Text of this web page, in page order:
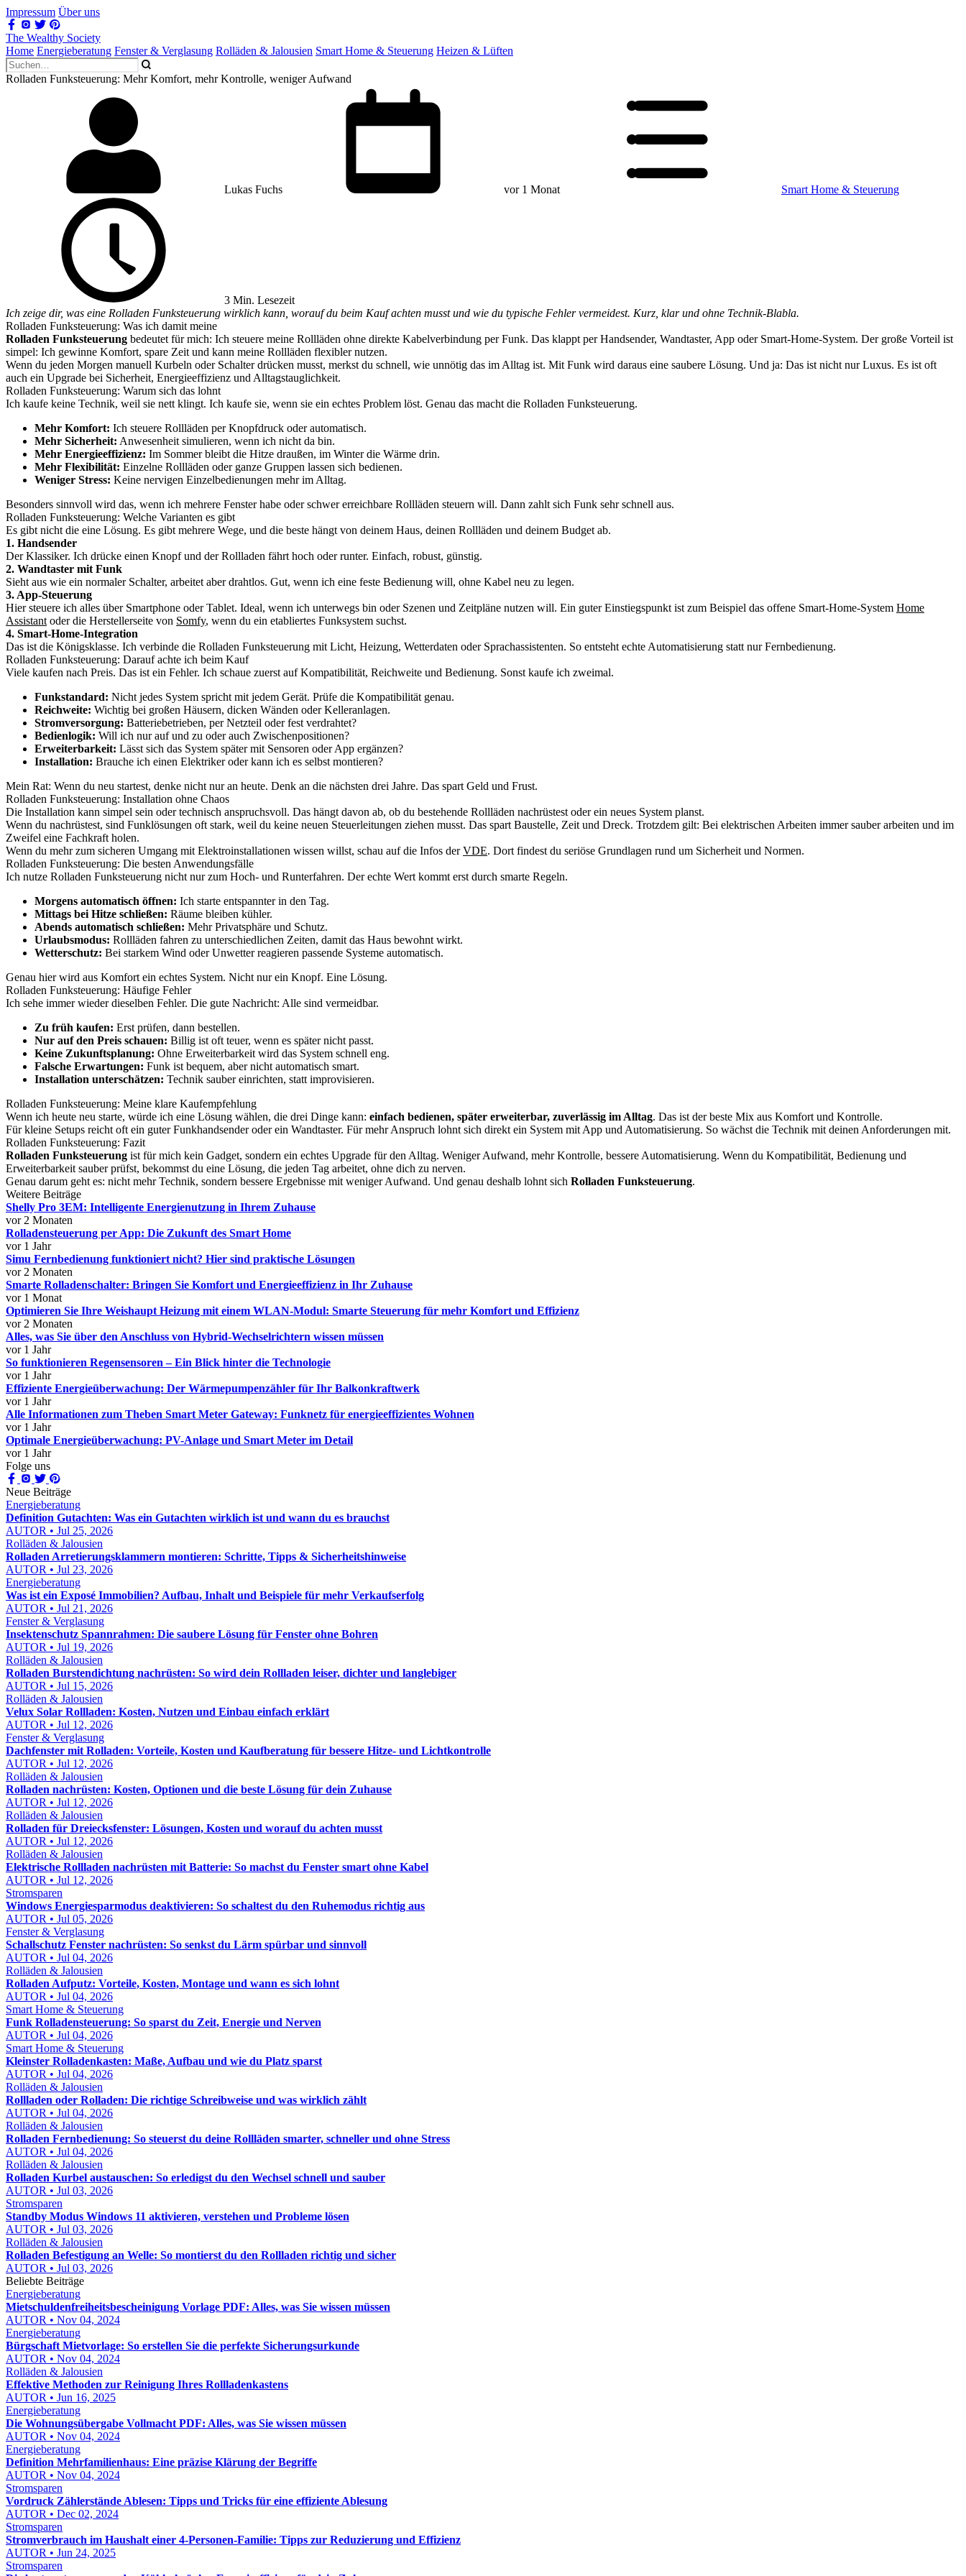
Impressum Über uns
The Wealthy Society
Home Energieberatung Fenster & Verglasung Rolläden & Jalousien Smart Home & Steuerung Heizen & Lüften
Rolladen Funksteuerung: Mehr Komfort, mehr Kontrolle, weniger Aufwand
Lukas Fuchs vor 1 Monat Smart Home & Steuerung
3 Min. Lesezeit
Ich zeige dir, was eine Rolladen Funksteuerung wirklich kann, worauf du beim Kauf achten musst und wie du typische Fehler vermeidest. Kurz, klar und ohne Technik-Blabla.
Rolladen Funksteuerung: Was ich damit meine
Rolladen Funksteuerung bedeutet für mich: Ich steuere meine Rollläden ohne direkte Kabelverbindung per Funk. Das klappt per Handsender, Wandtaster, App oder Smart-Home-System. Der große Vorteil ist
simpel: Ich gewinne Komfort, spare Zeit und kann meine Rollläden flexibler nutzen.
Wenn du jeden Morgen manuell Kurbeln oder Schalter drücken musst, merkst du schnell, wie unnötig das im Alltag ist. Mit Funk wird daraus eine saubere Lösung. Und ja: Das ist nicht nur Luxus. Es ist oft
auch ein Upgrade bei Sicherheit, Energieeffizienz und Alltagstauglichkeit.
Rolladen Funksteuerung: Warum sich das lohnt
Ich kaufe keine Technik, weil sie nett klingt. Ich kaufe sie, wenn sie ein echtes Problem löst. Genau das macht die Rolladen Funksteuerung.
Mehr Komfort: Ich steuere Rollläden per Knopfdruck oder automatisch.
Mehr Sicherheit: Anwesenheit simulieren, wenn ich nicht da bin.
Mehr Energieeffizienz: Im Sommer bleibt die Hitze draußen, im Winter die Wärme drin.
Mehr Flexibilität: Einzelne Rollläden oder ganze Gruppen lassen sich bedienen.
Weniger Stress: Keine nervigen Einzelbedienungen mehr im Alltag.
Besonders sinnvoll wird das, wenn ich mehrere Fenster habe oder schwer erreichbare Rollläden steuern will. Dann zahlt sich Funk sehr schnell aus.
Rolladen Funksteuerung: Welche Varianten es gibt
Es gibt nicht die eine Lösung. Es gibt mehrere Wege, und die beste hängt von deinem Haus, deinen Rollläden und deinem Budget ab.
1. Handsender
Der Klassiker. Ich drücke einen Knopf und der Rollladen fährt hoch oder runter. Einfach, robust, günstig.
2. Wandtaster mit Funk
Sieht aus wie ein normaler Schalter, arbeitet aber drahtlos. Gut, wenn ich eine feste Bedienung will, ohne Kabel neu zu legen.
3. App-Steuerung
Hier steuere ich alles über Smartphone oder Tablet. Ideal, wenn ich unterwegs bin oder Szenen und Zeitpläne nutzen will. Ein guter Einstiegspunkt ist zum Beispiel das offene Smart-Home-System Home
Assistant oder die Herstellerseite von Somfy, wenn du ein etabliertes Funksystem suchst.
4. Smart-Home-Integration
Das ist die Königsklasse. Ich verbinde die Rolladen Funksteuerung mit Licht, Heizung, Wetterdaten oder Sprachassistenten. So entsteht echte Automatisierung statt nur Fernbedienung.
Rolladen Funksteuerung: Darauf achte ich beim Kauf
Viele kaufen nach Preis. Das ist ein Fehler. Ich schaue zuerst auf Kompatibilität, Reichweite und Bedienung. Sonst kaufe ich zweimal.
Funkstandard: Nicht jedes System spricht mit jedem Gerät. Prüfe die Kompatibilität genau.
Reichweite: Wichtig bei großen Häusern, dicken Wänden oder Kelleranlagen.
Stromversorgung: Batteriebetrieben, per Netzteil oder fest verdrahtet?
Bedienlogik: Will ich nur auf und zu oder auch Zwischenpositionen?
Erweiterbarkeit: Lässt sich das System später mit Sensoren oder App ergänzen?
Installation: Brauche ich einen Elektriker oder kann ich es selbst montieren?
Mein Rat: Wenn du neu startest, denke nicht nur an heute. Denk an die nächsten drei Jahre. Das spart Geld und Frust.
Rolladen Funksteuerung: Installation ohne Chaos
Die Installation kann simpel sein oder technisch anspruchsvoll. Das hängt davon ab, ob du bestehende Rollläden nachrüstest oder ein neues System planst.
Wenn du nachrüstest, sind Funklösungen oft stark, weil du keine neuen Steuerleitungen ziehen musst. Das spart Baustelle, Zeit und Dreck. Trotzdem gilt: Bei elektrischen Arbeiten immer sauber arbeiten und im
Zweifel eine Fachkraft holen.
Wenn du mehr zum sicheren Umgang mit Elektroinstallationen wissen willst, schau auf die Infos derVDE. Dort findest du seriöse Grundlagen rund um Sicherheit und Normen.
Rolladen Funksteuerung: Die besten Anwendungsfälle
Ich nutze Rolladen Funksteuerung nicht nur zum Hoch- und Runterfahren. Der echte Wert kommt erst durch smarte Regeln.
Morgens automatisch öffnen: Ich starte entspannter in den Tag.
Mittags bei Hitze schließen: Räume bleiben kühler.
Abends automatisch schließen: Mehr Privatsphäre und Schutz.
Urlaubsmodus: Rollläden fahren zu unterschiedlichen Zeiten, damit das Haus bewohnt wirkt.
Wetterschutz: Bei starkem Wind oder Unwetter reagieren passende Systeme automatisch.
Genau hier wird aus Komfort ein echtes System. Nicht nur ein Knopf. Eine Lösung.
Rolladen Funksteuerung: Häufige Fehler
Ich sehe immer wieder dieselben Fehler. Die gute Nachricht: Alle sind vermeidbar.
Zu früh kaufen: Erst prüfen, dann bestellen.
Nur auf den Preis schauen: Billig ist oft teuer, wenn es später nicht passt.
Keine Zukunftsplanung: Ohne Erweiterbarkeit wird das System schnell eng.
Falsche Erwartungen: Funk ist bequem, aber nicht automatisch smart.
Installation unterschätzen: Technik sauber einrichten, statt improvisieren.
Rolladen Funksteuerung: Meine klare Kaufempfehlung
Wenn ich heute neu starte, würde ich eine Lösung wählen, die drei Dinge kann: einfach bedienen, später erweiterbar, zuverlässig im Alltag. Das ist der beste Mix aus Komfort und Kontrolle.
Für kleine Setups reicht oft ein guter Funkhandsender oder ein Wandtaster. Für mehr Anspruch lohnt sich direkt ein System mit App und Automatisierung. So wächst die Technik mit deinen Anforderungen mit.
Rolladen Funksteuerung: Fazit
Rolladen Funksteuerung ist für mich kein Gadget, sondern ein echtes Upgrade für den Alltag. Weniger Aufwand, mehr Kontrolle, bessere Automatisierung. Wenn du Kompatibilität, Bedienung und
Erweiterbarkeit sauber prüfst, bekommst du eine Lösung, die jeden Tag arbeitet, ohne dich zu nerven.
Genau darum geht es: nicht mehr Technik, sondern bessere Ergebnisse mit weniger Aufwand. Und genau deshalb lohnt sich Rolladen Funksteuerung.
Weitere Beiträge
Shelly Pro 3EM: Intelligente Energienutzung in Ihrem Zuhause
vor 2 Monaten
Rolladensteuerung per App: Die Zukunft des Smart Home
vor 1 Jahr
Simu Fernbedienung funktioniert nicht? Hier sind praktische Lösungen
vor 2 Monaten
Smarte Rolladenschalter: Bringen Sie Komfort und Energieeffizienz in Ihr Zuhause
vor 1 Monat
Optimieren Sie Ihre Weishaupt Heizung mit einem WLAN-Modul: Smarte Steuerung für mehr Komfort und Effizienz
vor 2 Monaten
Alles, was Sie über den Anschluss von Hybrid-Wechselrichtern wissen müssen
vor 1 Jahr
So funktionieren Regensensoren – Ein Blick hinter die Technologie
vor 1 Jahr
Effiziente Energieüberwachung: Der Wärmepumpenzähler für Ihr Balkonkraftwerk
vor 1 Jahr
Alle Informationen zum Theben Smart Meter Gateway: Funknetz für energieeffizientes Wohnen
vor 1 Jahr
Optimale Energieüberwachung: PV-Anlage und Smart Meter im Detail
vor 1 Jahr
Folge uns
Neue Beiträge
Energieberatung
Definition Gutachten: Was ein Gutachten wirklich ist und wann du es brauchst
AUTOR • Jul 25, 2026
Rolläden & Jalousien
Rolladen Arretierungsklammern montieren: Schritte, Tipps & Sicherheitshinweise
AUTOR • Jul 23, 2026
Energieberatung
Was ist ein Exposé Immobilien? Aufbau, Inhalt und Beispiele für mehr Verkaufserfolg
AUTOR • Jul 21, 2026
Fenster & Verglasung
Insektenschutz Spannrahmen: Die saubere Lösung für Fenster ohne Bohren
AUTOR • Jul 19, 2026
Rolläden & Jalousien
Rolladen Burstendichtung nachrüsten: So wird dein Rollladen leiser, dichter und langlebiger
AUTOR • Jul 15, 2026
Rolläden & Jalousien
Velux Solar Rollladen: Kosten, Nutzen und Einbau einfach erklärt
AUTOR • Jul 12, 2026
Fenster & Verglasung
Dachfenster mit Rolladen: Vorteile, Kosten und Kaufberatung für bessere Hitze- und Lichtkontrolle
AUTOR • Jul 12, 2026
Rolläden & Jalousien
Rolladen nachrüsten: Kosten, Optionen und die beste Lösung für dein Zuhause
AUTOR • Jul 12, 2026
Rolläden & Jalousien
Rolladen für Dreiecksfenster: Lösungen, Kosten und worauf du achten musst
AUTOR • Jul 12, 2026
Rolläden & Jalousien
Elektrische Rollladen nachrüsten mit Batterie: So machst du Fenster smart ohne Kabel
AUTOR • Jul 12, 2026
Stromsparen
Windows Energiesparmodus deaktivieren: So schaltest du den Ruhemodus richtig aus
AUTOR • Jul 05, 2026
Fenster & Verglasung
Schallschutz Fenster nachrüsten: So senkst du Lärm spürbar und sinnvoll
AUTOR • Jul 04, 2026
Rolläden & Jalousien
Rolladen Aufputz: Vorteile, Kosten, Montage und wann es sich lohnt
AUTOR • Jul 04, 2026
Smart Home & Steuerung
Funk Rolladensteuerung: So sparst du Zeit, Energie und Nerven
AUTOR • Jul 04, 2026
Smart Home & Steuerung
Kleinster Rolladenkasten: Maße, Aufbau und wie du Platz sparst
AUTOR • Jul 04, 2026
Rolläden & Jalousien
Rollladen oder Rolladen: Die richtige Schreibweise und was wirklich zählt
AUTOR • Jul 04, 2026
Rolläden & Jalousien
Rolladen Fernbedienung: So steuerst du deine Rollläden smarter, schneller und ohne Stress
AUTOR • Jul 04, 2026
Rolläden & Jalousien
Rolladen Kurbel austauschen: So erledigst du den Wechsel schnell und sauber
AUTOR • Jul 03, 2026
Stromsparen
Standby Modus Windows 11 aktivieren, verstehen und Probleme lösen
AUTOR • Jul 03, 2026
Rolläden & Jalousien
Rolladen Befestigung an Welle: So montierst du den Rollladen richtig und sicher
AUTOR • Jul 03, 2026
Beliebte Beiträge
Energieberatung
Mietschuldenfreiheitsbescheinigung Vorlage PDF: Alles, was Sie wissen müssen
AUTOR • Nov 04, 2024
Energieberatung
Bürgschaft Mietvorlage: So erstellen Sie die perfekte Sicherungsurkunde
AUTOR • Nov 04, 2024
Rolläden & Jalousien
Effektive Methoden zur Reinigung Ihres Rollladenkastens
AUTOR • Jun 16, 2025
Energieberatung
Die Wohnungsübergabe Vollmacht PDF: Alles, was Sie wissen müssen
AUTOR • Nov 04, 2024
Energieberatung
Definition Mehrfamilienhaus: Eine präzise Klärung der Begriffe
AUTOR • Nov 04, 2024
Stromsparen
Vordruck Zählerstände Ablesen: Tipps und Tricks für eine effiziente Ablesung
AUTOR • Dec 02, 2024
Stromsparen
Stromverbrauch im Haushalt einer 4-Personen-Familie: Tipps zur Reduzierung und Effizienz
AUTOR • Jun 24, 2025
Stromsparen